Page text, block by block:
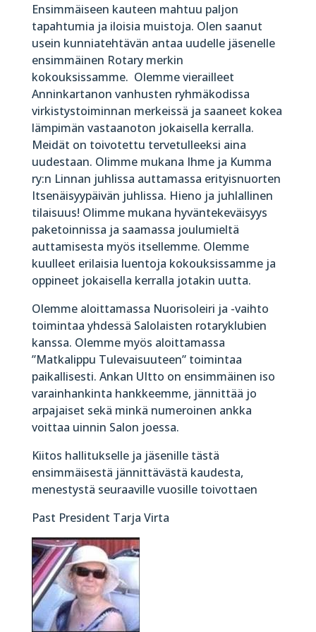
Ensimmäiseen kauteen mahtuu paljon
tapahtumia ja iloisia muistoja. Olen saanut
usein kunniatehtävän antaa uudelle jäsenelle
ensimmäinen Rotary merkin
kokouksissamme. Olemme vierailleet
Anninkartanon vanhusten ryhmäkodissa
virkistystoiminnan merkeissä ja saaneet kokea
lämpimän vastaanoton jokaisella kerralla.
Meidät on toivotettu tervetulleeksi aina
uudestaan. Olimme mukana Ihme ja Kumma
ry:n Linnan juhlissa auttamassa erityisnuorten
Itsenäisyypäivän juhlissa. Hieno ja juhlallinen
tilaisuus! Olimme mukana hyväntekeväisyys
paketoinnissa ja saamassa joulumieltä
auttamisesta myös itsellemme. Olemme
kuulleet erilaisia luentoja kokouksissamme ja
oppineet jokaisella kerralla jotakin uutta.
Olemme aloittamassa Nuorisoleiri ja -vaihto
toimintaa yhdessä Salolaisten rotaryklubien
kanssa. Olemme myös aloittamassa
”Matkalippu Tulevaisuuteen” toimintaa
paikallisesti. Ankan UItto on ensimmäinen iso
varainhankinta hankkeemme, jännittää jo
arpajaiset sekä minkä numeroinen ankka
voittaa uinnin Salon joessa.
Kiitos hallitukselle ja jäsenille tästä
ensimmäisestä jännittävästä kaudesta,
menestystä seuraaville vuosille toivottaen
Past President Tarja Virta